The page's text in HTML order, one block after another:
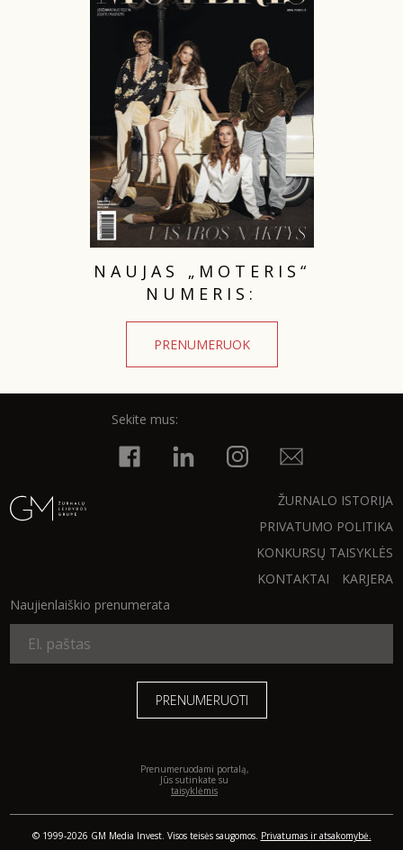
NAUJAS „MOTERIS“
NUMERIS:
PRENUMERUOK
Sekite mus:
ŽURNALO ISTORIJA
PRIVATUMO POLITIKA
KONKURSŲ TAISYKLĖS
KARJERA
KONTAKTAI
Naujienlaiškio prenumerata
Prenumeruodami portalą,
Jūs sutinkate su
taisyklėmis
© 1999-2026 GM Media Invest. Visos teisės saugomos. Privatumas ir atsakomybė.